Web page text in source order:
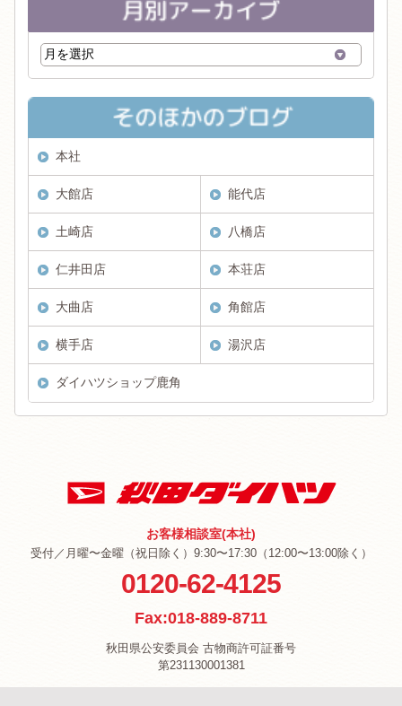
本社
大館店 能代店
土崎店 八橋店
仁井田店 本荘店
大曲店 角館店
横手店 湯沢店
ダイハツショップ鹿角
お客様相談室(本社)
受付／月曜〜金曜（祝日除く）9:30〜17:30（12:00〜13:00除く）
0120-62-4125
Fax:018-889-8711
秋田県公安委員会 古物商許可証番号
第231130001381